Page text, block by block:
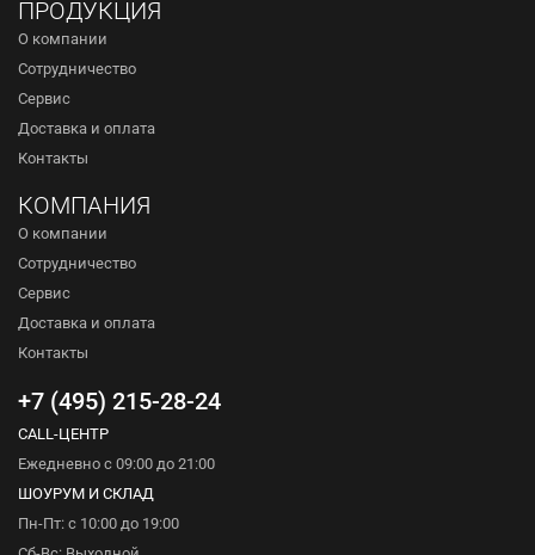
ПРОДУКЦИЯ
О компании
Сотрудничество
Сервис
Доставка и оплата
Контакты
КОМПАНИЯ
О компании
Сотрудничество
Сервис
Доставка и оплата
Контакты
+7 (495) 215-28-24
CALL-ЦЕНТР
Ежедневно с 09:00 до 21:00
ШОУРУМ И СКЛАД
Пн-Пт: с 10:00 до 19:00